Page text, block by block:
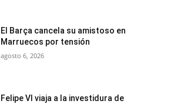
El Barça cancela su amistoso en
Marruecos por tensión
agosto 6, 2026
Felipe VI viaja a la investidura de